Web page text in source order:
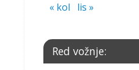
« kol
lis »
Red vožnje: